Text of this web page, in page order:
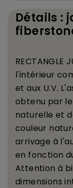
Détails :
RECTANGLE
l'intérieur
et aux U.V.
obtenu par
naturelle et
couleur
arrivage à
en fonction
Attentionà
dimensions